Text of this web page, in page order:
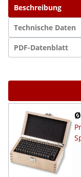
Beschreibung
Technische Daten
PDF-Datenblatt